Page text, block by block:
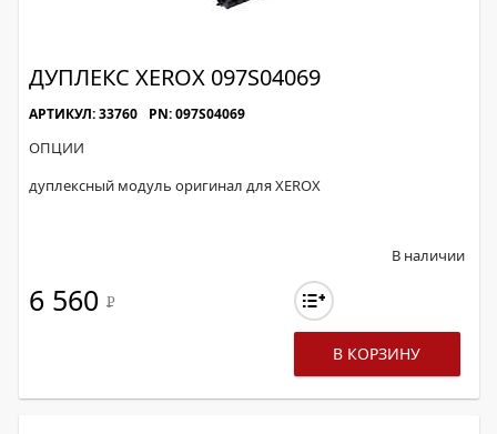
ДУПЛЕКС XEROX 097S04069
АРТИКУЛ: 33760 PN: 097S04069
ОПЦИИ
дуплексный модуль оригинал для XEROX
В наличии
6 560 Р
В КОРЗИНУ